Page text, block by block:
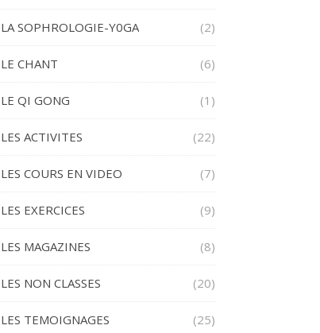
LA SOPHROLOGIE-Y0GA (2)
LE CHANT (6)
LE QI GONG (1)
LES ACTIVITES (22)
LES COURS EN VIDEO (7)
LES EXERCICES (9)
LES MAGAZINES (8)
LES NON CLASSES (20)
LES TEMOIGNAGES (25)